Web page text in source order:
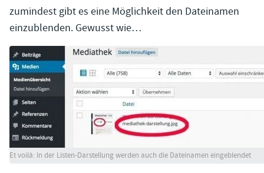
zumindest gibt es eine Möglichkeit den Dateinamen
einzublenden. Gewusst wie…
Et voilà: In der Listen-Darstellung werden auch die Dateinamen eingeblendet